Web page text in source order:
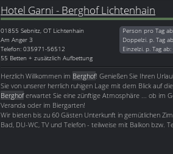
Hotel Garni - Berghof Lichtenhain
01855 Sebnitz, OT Lichtenhain
Am Anger 3
Telefon: 035971-56512
55 Betten + zusätzlich Aufbettung
Person pro Tag
Doppelzi. p. Tag
Einzelzi. p. Tag ab:
Herzlich Willkommen im Berghof! Genießen Sie Ihren
Sie von unserer herrlich ruhigen Lage mit dem Blick auf
Berghoferwartet Sie eine zünftige Atmosphäre ... ob im
Veranda oder im Biergarten!
Wir bieten bis zu 60 Gästen Unterkunft in gemütlichen
Bad, DU-WC, TV und Telefon - teilweise mit Balkon bzw.